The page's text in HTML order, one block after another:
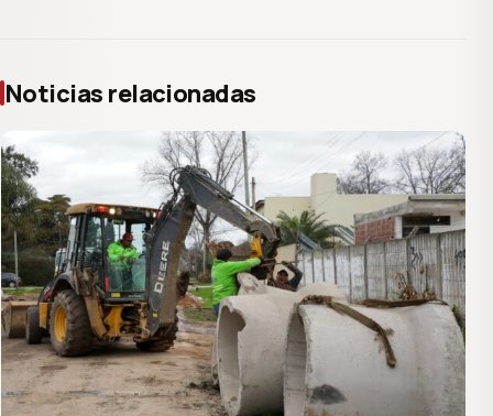
Noticias relacionadas